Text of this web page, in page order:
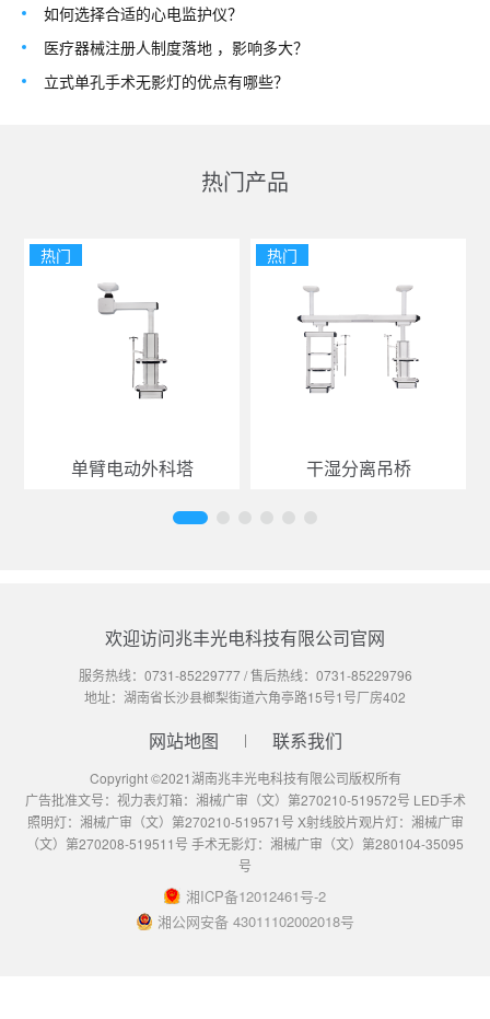
如何选择合适的心电监护仪？
医疗器械注册人制度落地 ，影响多大？
立式单孔手术无影灯的优点有哪些？
热门产品
热门
单臂电动外科塔
热门
干湿分离吊桥
欢迎访问兆丰光电科技有限公司官网
服务热线： 0731-85229777/ 售后热线： 0731-85229796
地址：湖南省长沙县榔梨街道六角亭路15号1号厂房402
网站地图 联系我们
Copyright ©2021湖南兆丰光电科技有限公司版权所有
广告批准文号：视力表灯箱：湘械广审（文）第270210-519572号 LED手术
照明灯：湘械广审（文）第270210-519571号 X射线胶片观片灯：湘械广审
（文）第270208-519511号 手术无影灯：湘械广审（文）第280104-35095
号
湘ICP备12012461号-2
湘公网安备 43011102002018号